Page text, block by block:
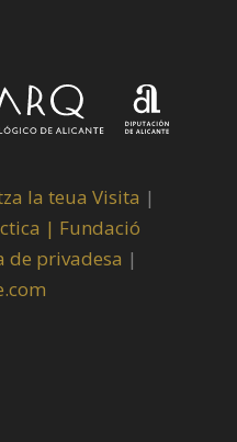
la teua Visita |
| Fundació
de privadesa |